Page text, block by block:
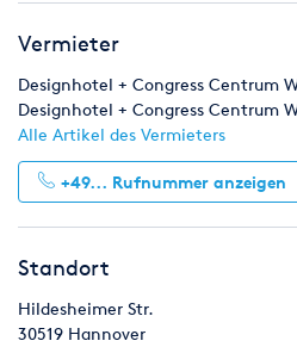
Vermieter
Designhotel + Congress Centrum
Designhotel + Congress Centrum
Alle Artikel des Vermieters
+49... Rufnummer anzeigen
Standort
Hildesheimer Str.
30519 Hannover